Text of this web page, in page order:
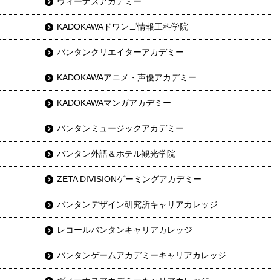
KADOKAWAドワンゴ情報工科学院
バンタンクリエイターアカデミー
KADOKAWAアニメ・声優アカデミー
KADOKAWAマンガアカデミー
バンタンミュージックアカデミー
バンタン外語＆ホテル観光学院
ZETA DIVISIONゲーミングアカデミー
バンタンデザイン研究所キャリアカレッジ
レコールバンタンキャリアカレッジ
バンタンゲームアカデミーキャリアカレッジ